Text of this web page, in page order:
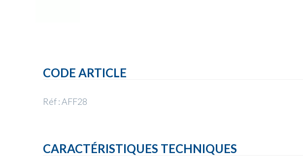
CODE ARTICLE
Réf : AFF28
CARACTÉRISTIQUES TECHNIQUES